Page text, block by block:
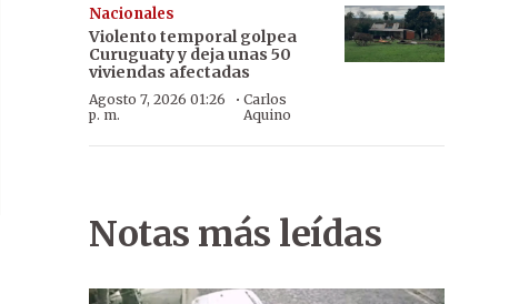
Nacionales
Violento temporal golpea
Curuguaty y deja unas 50
viviendas afectadas
Agosto 7, 2026 01:26
p. m.
· Carlos
Aquino
Notas más leídas